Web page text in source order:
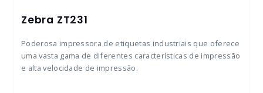
Zebra ZT231
Poderosa impressora de etiquetas industriais que oferece
uma vasta gama de diferentes características de impressão
e alta velocidade de impressão.